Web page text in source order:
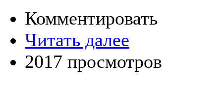
Комментировать
Читать далее
2017 просмотров